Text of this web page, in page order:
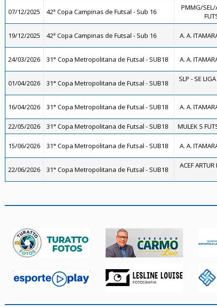
07/12/2025 42ª Copa Campinas de Futsal - Sub 16
PMMG/
19/12/2025 42ª Copa Campinas de Futsal - Sub 16 A. A.
24/03/2026 31° Copa Metropolitana de Futsal - SUB18 A. A.
01/04/2026 31° Copa Metropolitana de Futsal - SUB18 SLP - SE
16/04/2026 31° Copa Metropolitana de Futsal - SUB18 A. A.
22/05/2026 31° Copa Metropolitana de Futsal - SUB18 MULEK S
15/06/2026 31° Copa Metropolitana de Futsal - SUB18 A. A.
22/06/2026 31° Copa Metropolitana de Futsal - SUB18 ACEF